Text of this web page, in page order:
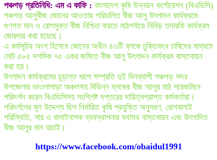
পঞ্চগড় প্রতিনিধি: এম এ কাফি : বাংলাদেশ কৃষি উন্নয়ন কর্পোরেশন (বিএডিসি)
পঞ্চগড় আলুবীজ জোনের আওতায় পরিচালিত বীজ আলু উৎপাদন কার্যক্রমে
গুণগত মান ও রোগমুক্ত বীজ নিশ্চিত করতে মাঠপর্যায়ে নিবিড় তদারকি কার্যক্রম
জোরদার করা হয়েছে।
এ কর্মসূচির অংশ হিসেবে জোনের অধীন ৪৩টি ব্লকে চুক্তিবদ্ধ চাষিদের মাধ্যমে
মোট ৫৮৫ দশমিক ৭৫ একর জমিতে বীজ আলু উৎপাদন কার্যক্রম বাস্তবায়ন
করা হয়।
উৎপাদন কার্যক্রমের চূড়ান্ত ধাপে সম্প্রতি দুই দিনব্যাপী পঞ্চগড় সদর
উপজেলার ভাওলাপাড়া অঞ্চলসহ বিভিন্ন ব্লকের বীজ আলুর মাঠ সরেজমিনে
পরিদর্শন করেন বিএডিসিসহ সংশ্লিষ্ট দপ্তরের দায়িত্বপ্রাপ্ত কর্মকর্তারা।
পরিদর্শনের মূল উদ্দেশ্য ছিল নির্ধারিত কৃষি প্রযুক্তি অনুসরণ, রোগবালাই
পরিস্থিতি, সার ও বালাইনাশক ব্যবস্থাপনার যথাযথ বাস্তবায়ন এবং উৎপাদিত
বীজ আলুর মান যাচাই।
https://www.facebook.com/obaidul1991